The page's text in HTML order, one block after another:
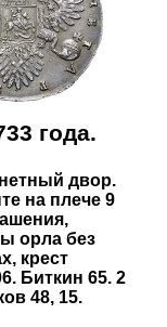
года.
двор.
на плече 9
орла без
крест
Биткин 65. 2
48, 15.